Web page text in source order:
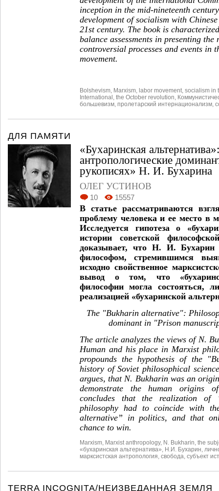
inception in the mid-nineteenth
development of socialism with
21stcentury. The book is
balance assessments in presenting the
controversial processes and events in
movement.
Bolshevism Marxism labor movement socialism in
International the October revolution
большевизм пролетарский интернационализм
ДЛЯ ПАМЯТИ
«Бухаринская
антропологические
рукописях» Н. И. Бухарина
ОЛЕГ УСТИНОВ
10 15557
В статье рассматриваются
проблему человека и ее место в
Исследуется гипотеза о
истории советской
доказывает, что Н. И. Бухарин
философом, стремившимся
исходно свойственное
вывод о том, что
философии могла состояться,
реализацией «бухаринской
The "Bukharin alternative": P
dominant in "Prison
The article analyzes the views of N.
Human and his place in Marxist
propounds the hypothesis of the
history of Soviet philosophical
argues, that N. Bukharin was an
demonstrate the human origins
concludes that the realization of
philosophy had to coincide with
alternative” in politics, and that
chance to win.
Marxism Marxist anthropology, N. Bukharin the
«бухаринская альтернатива» Н.И. Бухарин
марксистская антропология свобода субъект
TERRA INCOGNITA/НЕИЗВЕДАННАЯ ЗЕМЛЯ